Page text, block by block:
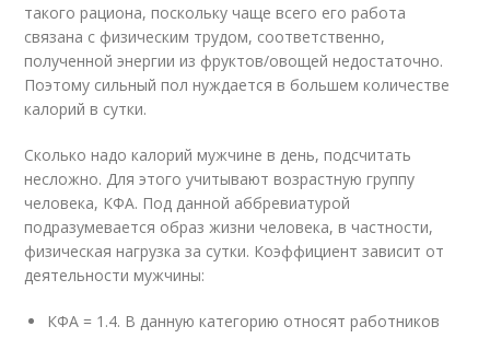
такого рациона, поскольку чаще всего его работа
связана с физическим трудом, соответственно,
полученной энергии из фруктов/овощей недостаточно.
Поэтому сильный пол нуждается в большем количестве
калорий в сутки.
Сколько надо калорий мужчине в день, подсчитать
несложно. Для этого учитывают возрастную группу
человека, КФА. Под данной аббревиатурой
подразумевается образ жизни человека, в частности,
физическая нагрузка за сутки. Коэффициент зависит от
деятельности мужчины:
КФА = 1.4. В данную категорию относят работников